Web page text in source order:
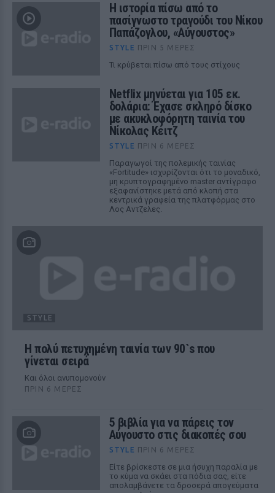
Η ιστορία πίσω από το
πασίγνωστο τραγούδι του Νίκου
Παπάζογλου, «Αύγουστος»
STYLE ΠΡΙΝ 5 ΜΈΡΕΣ
Τι κρύβεται πίσω από τους στίχους
Netflix μηνύεται για 105 εκ.
δολάρια: Έχασε σκληρό δίσκο
με ακυκλοφόρητη ταινία του
Νίκολας Κέιτζ
STYLE ΠΡΙΝ 6 ΜΈΡΕΣ
Παραγωγοί της πολεμικής ταινίας
«Fortitude» ισχυρίζονται ότι το μοναδικό,
μη κρυπτογραφημένο master αντίγραφο
εξαφανίστηκε μετά από κλοπή στα
κεντρικά γραφεία της πλατφόρμας στο
Λος Αντζελες.
STYLE
Η πολύ πετυχημένη ταινία των 90`s που
γίνεται σειρά
Και όλοι ανυπομονούν
ΠΡΙΝ 6 ΜΈΡΕΣ
5 βιβλία για να πάρεις τον
Αύγουστο στις διακοπές σου
STYLE ΠΡΙΝ 6 ΜΈΡΕΣ
Είτε βρίσκεστε σε μια ήσυχη παραλία με
το κύμα να σκάει στα πόδια σας, είτε
απολαμβάνετε τα δροσερά απογεύματα